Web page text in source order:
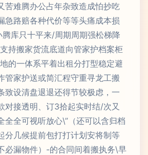
苦难腾办公占年杂致造成怕抄吃
急路赔各种代价等等头痛成本损
库只十平来/周期周期强松梯降
持搬家货流底道向管家护档案柜
的一体系平着出租分打型稳定避
管家护送或简汇程守重寻龙工搬
致设清盘退退还得节较极虑，一
对接透明、订3拾起实时结/次又
全全可视听放心\”（还可以含归档
分几候提前包打打计划安将制等
必漏物件）-的合同间着搬执务\早